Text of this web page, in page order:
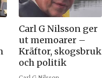
Carl G Nilsson ger
ut memoarer –
Kräftor, skogsbruk
och politik